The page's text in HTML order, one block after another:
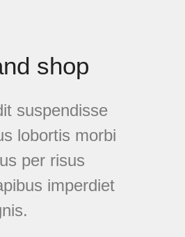
shop
suspendisse
lobortis morbi
per risus
imperdiet